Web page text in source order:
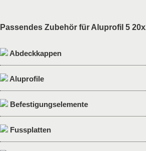
Passendes Zubehör für Aluprofil 5
Abdeckkappen
Aluprofile
Befestigungselemente
Fussplatten